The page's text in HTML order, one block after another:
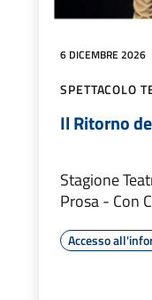
6 DICEMBRE 2026
SPETTACOLO
Il Ritorno
Stagione
Prosa - Con
Accesso